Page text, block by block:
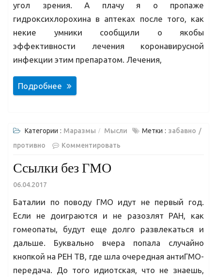
угол зрения. А плачу я о пропаже
гидроксихлорохина в аптеках после того, как
некие умники сообщили о якобы
эффективности лечения коронавирусной
инфекции этим препаратом. Лечения,
Подробнее
Категории : Маразмы Мысли Метки : забавно
противно
Комментировать
Ссылки без ГМО
06.04.2017
Баталии по поводу ГМО идут не первый год.
Если не доиграются и не разозлят РАН, как
гомеопаты, будут еще долго развлекаться и
дальше. Буквально вчера попала случайно
кнопкой на РЕН ТВ, где шла очередная антиГМО-
передача. До того идиотская, что не знаешь,